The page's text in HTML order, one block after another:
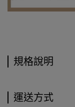
規格說明
運送方式